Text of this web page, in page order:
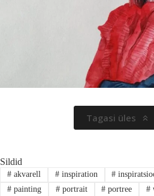
Tagasi üles
Sildid
#akvarell #inspiration #
#painting #portrait # portree #